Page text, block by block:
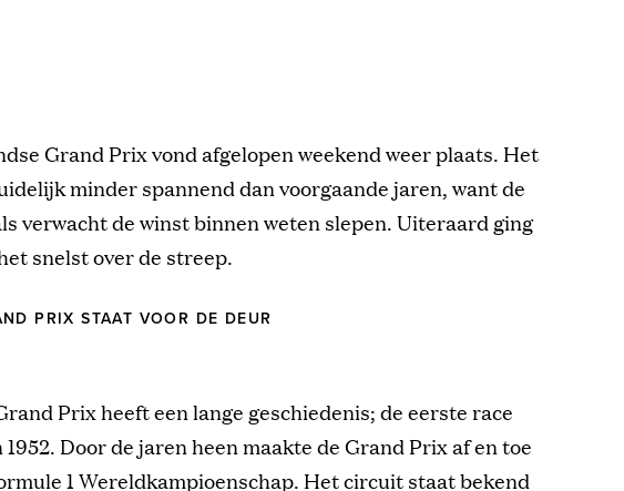
Grand Prix vond afgelopen weekend weer plaats. Het
minder spannend dan voorgaande jaren, want de
verwacht de winst binnen weten slepen. Uiteraard ging
snelst over de streep.
PRIX STAAT VOOR DE DEUR
Prix heeft een lange geschiedenis; de eerste race
Door de jaren heen maakte de Grand Prix af en toe
1 Wereldkampioenschap. Het circuit staat bekend